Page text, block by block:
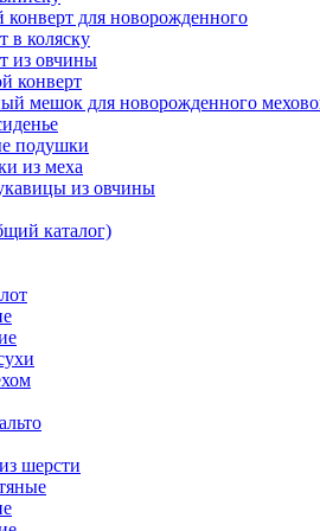
для новорожденного
в коляску
из овчины
конверт
мешок для новорожденного
подушки
из меха
из овчины
каталог)
шерсти